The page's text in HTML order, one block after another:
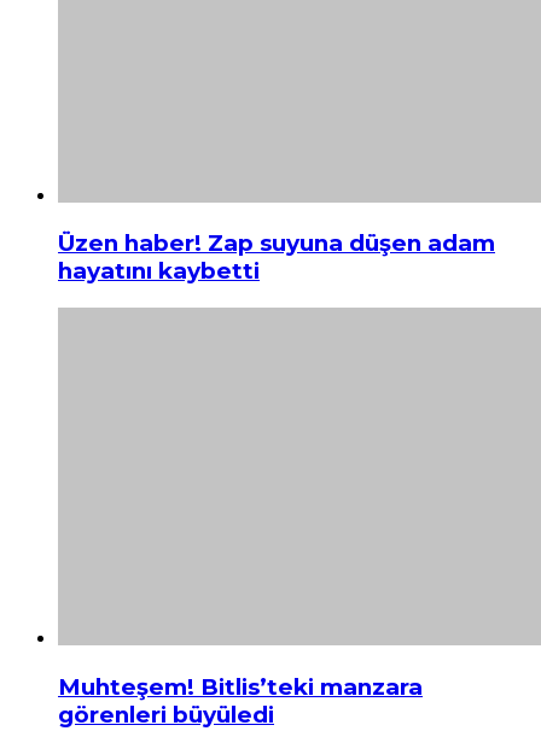
Üzen haber! Zap suyuna düşen adam
hayatını kaybetti
Muhteşem! Bitlis’teki manzara
görenleri büyüledi